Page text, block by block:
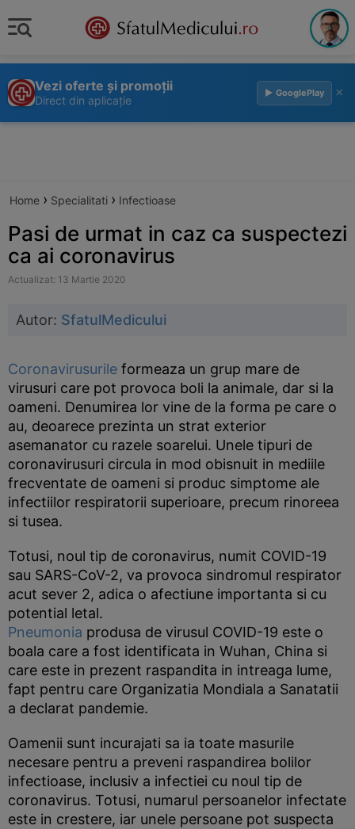
Vezi oferte și promoții
Direct din aplicație
▶ GooglePlay ×
Home › Specialitati › Infectioase
Pasi de urmat in caz ca suspectezi
ca ai coronavirus
Actualizat: 13 Martie 2020
Autor: SfatulMedicului
Coronavirusurile formeaza un grup mare de
virusuri care pot provoca boli la animale, dar si la
oameni. Denumirea lor vine de la forma pe care o
au, deoarece prezinta un strat exterior
asemanator cu razele soarelui. Unele tipuri de
coronavirusuri circula in mod obisnuit in mediile
frecventate de oameni si produc simptome ale
infectiilor respiratorii superioare, precum rinoreea
si tusea.
Totusi, noul tip de coronavirus, numit COVID-19
sau SARS-CoV-2, va provoca sindromul respirator
acut sever 2, adica o afectiune importanta si cu
potential letal.
Pneumonia produsa de virusul COVID-19 este o
boala care a fost identificata in Wuhan, China si
care este in prezent raspandita in intreaga lume,
fapt pentru care Organizatia Mondiala a Sanatatii
a declarat pandemie.
Oamenii sunt incurajati sa ia toate masurile
necesare pentru a preveni raspandirea bolilor
infectioase, inclusiv a infectiei cu noul tip de
coronavirus. Totusi, numarul persoanelor infectate
este in crestere, iar unele persoane pot suspecta